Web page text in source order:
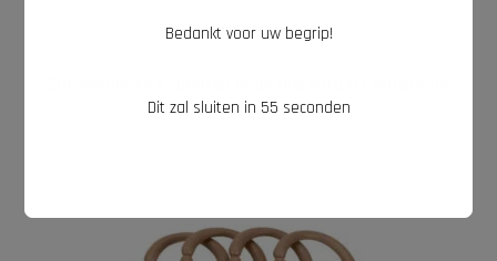
Bedankt voor uw begrip!
Dit zal sluiten in 54 seconden